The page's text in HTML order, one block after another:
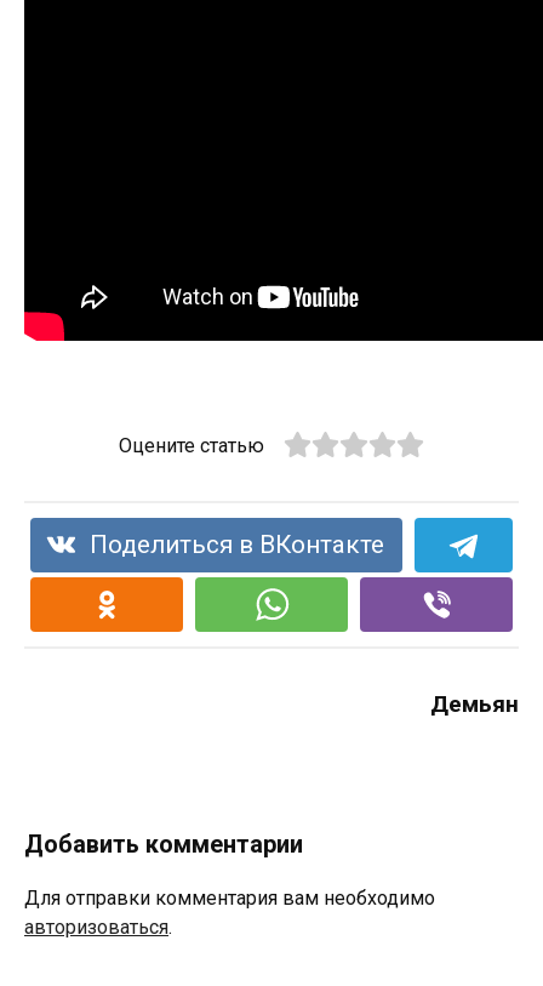
Оцените статью
Поделиться в ВКонтакте
Демьян
Добавить комментарии
Для отправки комментария вам необходимо
авторизоваться.